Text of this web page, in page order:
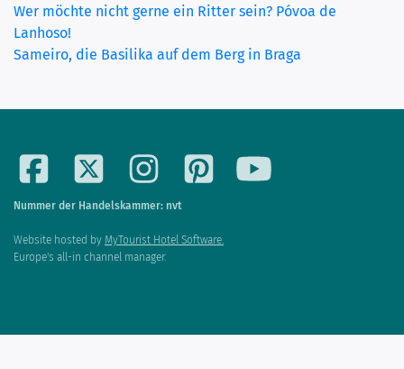
Wer möchte nicht gerne ein Ritter sein? Póvoa de
Lanhoso!
Sameiro, die Basilika auf dem Berg in Braga
Nummer der Handelskammer: nvt
Website hosted by MyTourist Hotel Software.
Europe's all-in channel manager.